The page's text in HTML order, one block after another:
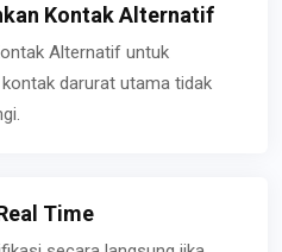
Kontak Alternatif
Alternatif untuk
darurat utama tidak
Time